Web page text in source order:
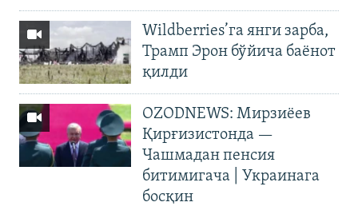
Wildberries’га янги зарба,
Трамп Эрон бўйича баёнот
қилди
OZODNEWS: Мирзиёев
Қирғизистонда —
Чашмадан пенсия
битимигача | Украинага
босқин